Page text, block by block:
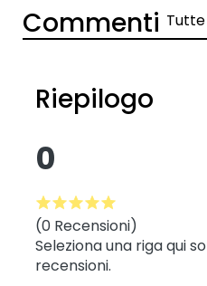
Commenti
Riepilogo
0
(0 Recensioni)
Seleziona una riga qui
recensioni.